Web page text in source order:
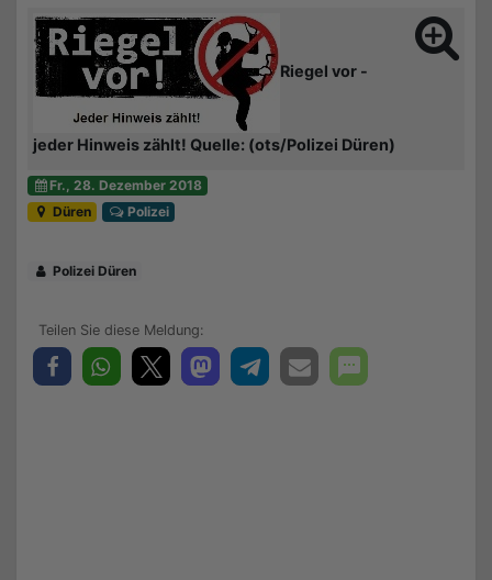
Riegel vor -
jeder Hinweis zählt! Quelle: (ots/Polizei Düren)
Fr., 28. Dezember 2018
Düren
Polizei
Polizei Düren